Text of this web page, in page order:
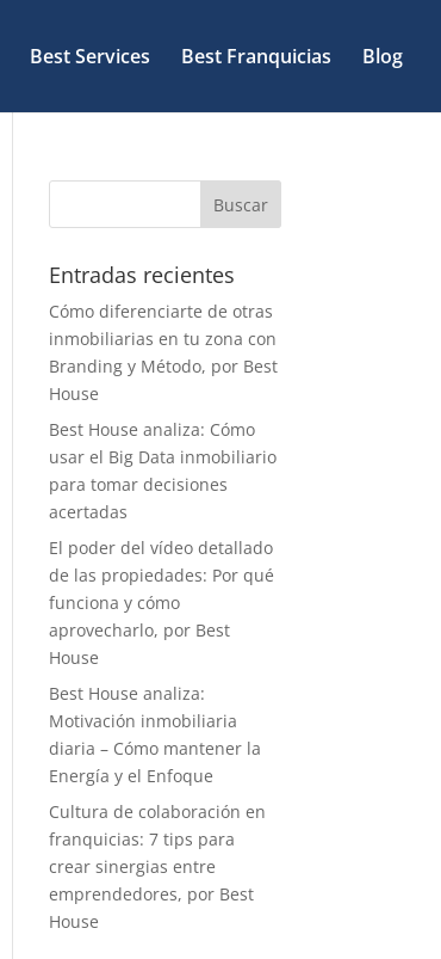
Best Services Best Franquicias Blog
Entradas recientes
Cómo diferenciarte de otras
inmobiliarias en tu zona con
Branding y Método, por Best
House
Best House analiza: Cómo
usar el Big Data inmobiliario
para tomar decisiones
acertadas
El poder del vídeo detallado
de las propiedades: Por qué
funciona y cómo
aprovecharlo, por Best
House
Best House analiza:
Motivación inmobiliaria
diaria – Cómo mantener la
Energía y el Enfoque
Cultura de colaboración en
franquicias: 7 tips para
crear sinergias entre
emprendedores, por Best
House